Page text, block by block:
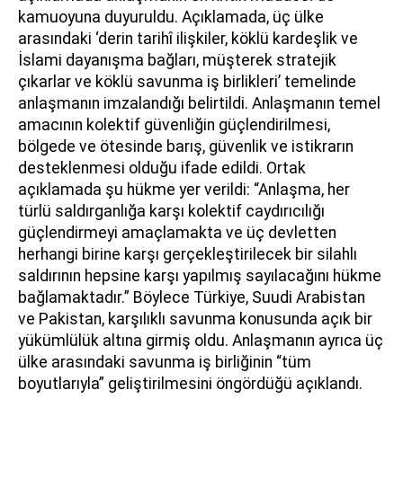
kamuoyuna duyuruldu. Açıklamada, üç ülke
arasındaki ‘derin tarihî ilişkiler, köklü kardeşlik ve
İslami dayanışma bağları, müşterek stratejik
çıkarlar ve köklü savunma iş birlikleri’ temelinde
anlaşmanın imzalandığı belirtildi. Anlaşmanın temel
amacının kolektif güvenliğin güçlendirilmesi,
bölgede ve ötesinde barış, güvenlik ve istikrarın
desteklenmesi olduğu ifade edildi. Ortak
açıklamada şu hükme yer verildi: “Anlaşma, her
türlü saldırganlığa karşı kolektif caydırıcılığı
güçlendirmeyi amaçlamakta ve üç devletten
herhangi birine karşı gerçekleştirilecek bir silahlı
saldırının hepsine karşı yapılmış sayılacağını hükme
bağlamaktadır.” Böylece Türkiye, Suudi Arabistan
ve Pakistan, karşılıklı savunma konusunda açık bir
yükümlülük altına girmiş oldu. Anlaşmanın ayrıca üç
ülke arasındaki savunma iş birliğinin “tüm
boyutlarıyla” geliştirilmesini öngördüğü açıklandı.